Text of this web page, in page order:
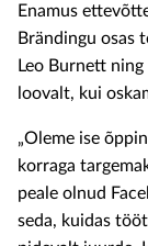
Enamus
Brändingu osas
Leo Burnett
loovalt, kui
„Oleme ise
korraga
peale olnud
seda, kuidas